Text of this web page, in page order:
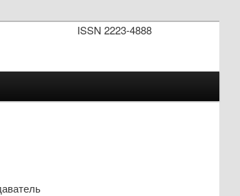
ISSN 2223-4888